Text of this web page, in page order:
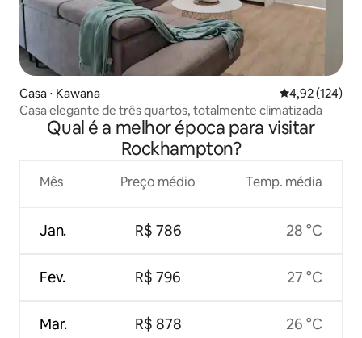
Casa ⋅ Kawana 4,92 de uma
4,92 (124)
Casa elegante de três quartos, totalmente climatizada
Qual é a melhor época para visitar
Rockhampton?
Mês
Jan.
Fev.
Mar.
Preço médio
R$ 786
R$ 796
R$ 878
Temp. média
28 °C
27 °C
26 °C